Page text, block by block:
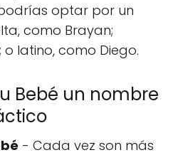
optar por un
como Brayan;
latino, como Diego.
Bebé un nombre
- Cada vez son más